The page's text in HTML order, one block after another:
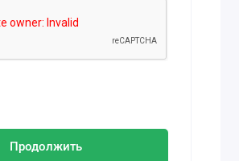
Продолжить